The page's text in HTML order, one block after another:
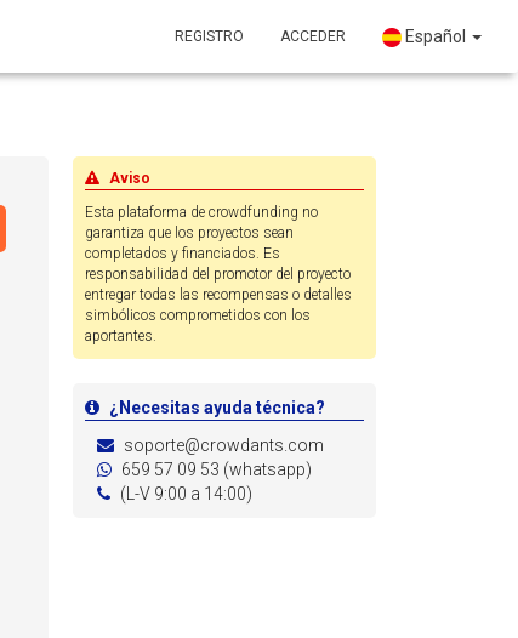
REGISTRO ACCEDER Español
Aviso
Esta plataforma de crowdfunding no
garantiza que los proyectos sean
completados y financiados. Es
responsabilidad del promotor del proyecto
entregar todas las recompensas o detalles
simbólicos comprometidos con los
aportantes.
¿Necesitas ayuda técnica?
soporte@crowdants.com
659 57 09 53 (whatsapp)
(L-V 9:00 a 14:00)